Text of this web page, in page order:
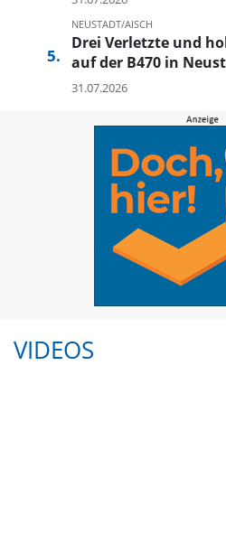
NEUSTADT/AISCH
Drei Verletzte und
auf der B470 in
31.07.2026
VIDEOS